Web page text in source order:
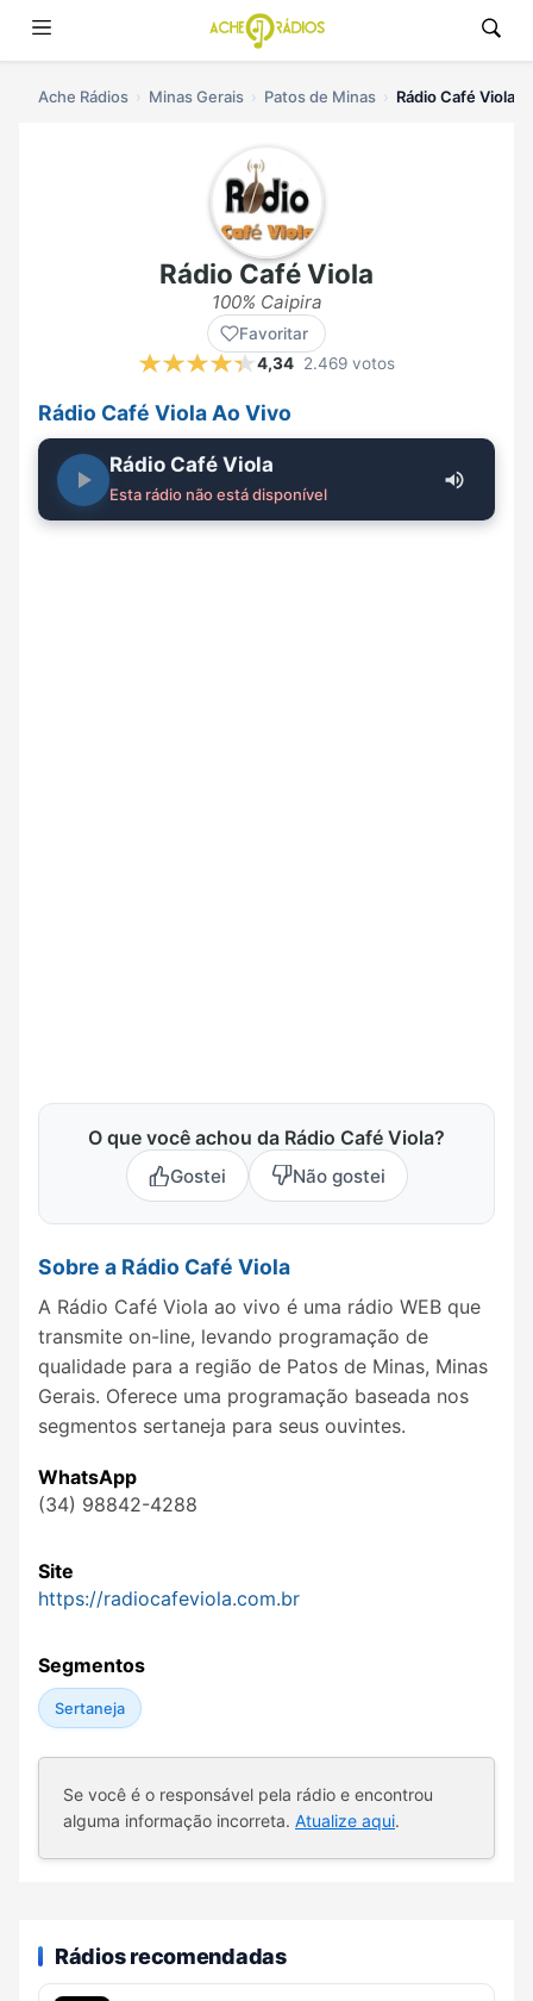
Ache Rádios Minas Gerais Patos de Minas Rádio Café Viola
Rádio Café Viola
100% Caipira
Favoritar
4,34 2.469 votos
Rádio Café Viola Ao Vivo
Rádio Café Viola
Esta rádio não está disponível
O que você achou da Rádio Café Viola?
Gostei Não gostei
Sobre a Rádio Café Viola
A Rádio Café Viola ao vivo é uma rádio WEB que
transmite on-line, levando programação de
qualidade para a região de Patos de Minas, Minas
Gerais. Oferece uma programação baseada nos
segmentos sertaneja para seus ouvintes.
WhatsApp
(34) 98842-4288
Site
https://radiocafeviola.com.br
Segmentos
Sertaneja
Se você é o responsável pela rádio e encontrou
alguma informação incorreta. Atualize aqui.
Rádios recomendadas